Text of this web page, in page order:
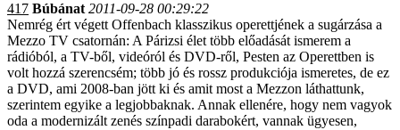
417 Búbánat 2011-09-28 00:29:22
Nemrég ért végett Offenbach klasszikus operettjének a sugárzása a
Mezzo TV csatornán: A Párizsi élet több előadását ismerem a
rádióból, a TV-ből, videóról és DVD-ről, Pesten az Operettben is
volt hozzá szerencsém; több jó és rossz produkciója ismeretes, de ez
a DVD, ami 2008-ban jött ki és amit most a Mezzon láthattunk,
szerintem egyike a legjobbaknak. Annak ellenére, hogy nem vagyok
oda a modernizált zenés színpadi darabokért, vannak ügyesen,